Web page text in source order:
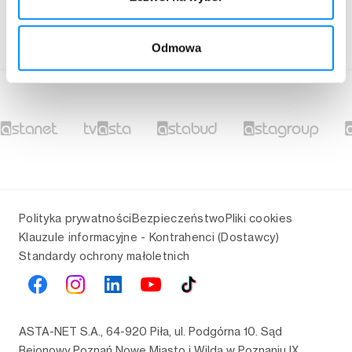
Odmowa
Nasi doradcy pracują od pn-pt w godzinach 8:00 - 18:00.
Pomoc techniczna jest czynna całą dobę.
Polityka prywatnościBezpieczeństwoPliki cookies
Klauzule informacyjne - Kontrahenci (Dostawcy)
Standardy ochrony małoletnich
ASTA-NET S.A., 64-920 Piła, ul. Podgórna 10. Sąd